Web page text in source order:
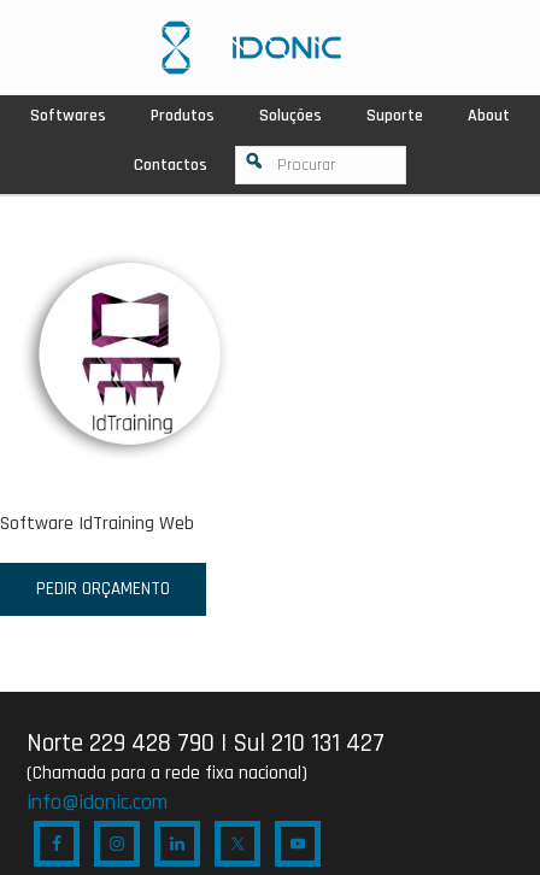
Softwares Produtos Soluções Suporte About
Contactos
Software IdTraining Web
PEDIR ORÇAMENTO
Norte 229 428 790 | Sul 210 131 427
(Chamada para a rede fixa nacional)
info@idonic.com